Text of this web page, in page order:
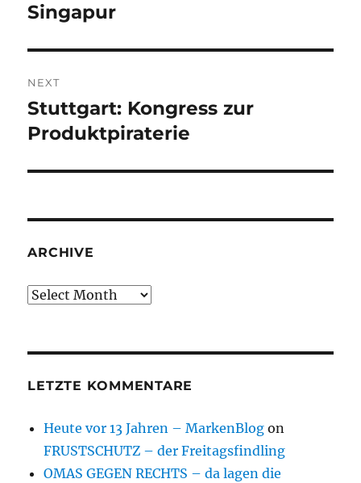
Singapur
NEXT
Next
post:
Stuttgart: Kongress zur
Produktpiraterie
ARCHIVE
Archive
LETZTE KOMMENTARE
Heute vor 13 Jahren – MarkenBlog on
FRUSTSCHUTZ – der Freitagsfindling
OMAS GEGEN RECHTS – da lagen die